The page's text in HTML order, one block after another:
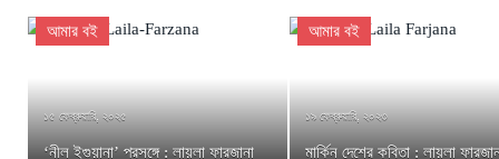
আমার বই
১৫ ফেব্রুয়ারি, ২০২৫
‘নীল ইগুয়ানা’ প্রসঙ্গে : লায়লা ফারজানা
আমার বই
১৯ ফেব্রুয়ারি, ২০২৩
মার্কিন দেশের কবিতা : লায়লা